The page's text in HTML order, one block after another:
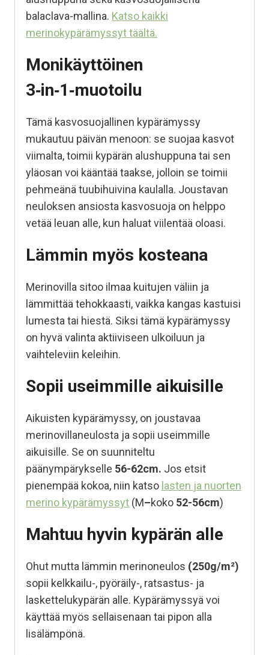
balaclava-mallina. Katso kaikki
merinokypärämyssyt täältä.
Monikäyttöinen
3‑in‑1‑muotoilu
Tämä kasvosuojallinen kypärämyssy
mukautuu päivän menoon: se suojaa kasvot
viimalta, toimii kypärän alushuppuna tai sen
yläosan voi kääntää taakse, jolloin se toimii
pehmeänä tuubihuivina kaulalla. Joustavan
neuloksen ansiosta kasvosuoja on helppo
vetää leuan alle, kun haluat viilentää oloasi.
Lämmin myös kosteana
Merinovilla sitoo ilmaa kuitujen väliin ja
lämmittää tehokkaasti, vaikka kangas kastuisi
lumesta tai hiestä. Siksi tämä kypärämyssy
on hyvä valinta aktiiviseen ulkoiluun ja
vaihteleviin keleihin.
Sopii useimmille aikuisille
Aikuisten kypärämyssy, on joustavaa
merinovillaneulosta ja sopii useimmille
aikuisille. Se on suunniteltu
päänympärykselle 56-62cm. Jos etsit
pienempää kokoa, niin katso lasten ja nuorten
merino kypärämyssyt (M–koko 52-56cm)
Mahtuu hyvin kypärän alle
Ohut mutta lämmin merinoneulos (250g/m²)
sopii kelkkailu-, pyöräily-, ratsastus- ja
laskettelukypärän alle. Kypärämyssyä voi
käyttää myös sellaisenaan tai pipon alla
lisälämpönä.